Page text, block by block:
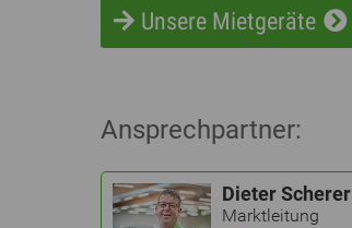
Unsere Mietgeräte
Ansprechpartner:
Dieter Scherer
Marktleitung